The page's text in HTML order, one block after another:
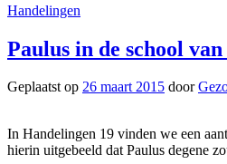
Handelingen
Paulus in de school
Geplaatst op 26 maart 2015 door
In Handelingen 19 vinden we een
hierin uitgebeeld dat Paulus degene